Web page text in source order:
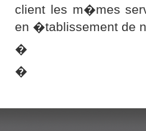
client les m�mes
en �tablissement de
�
�